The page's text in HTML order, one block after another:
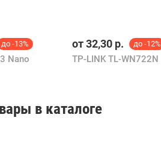
до -13%
Nano
от32,30 р. до -12%
TP-LINK TL-WN722N
в каталоге